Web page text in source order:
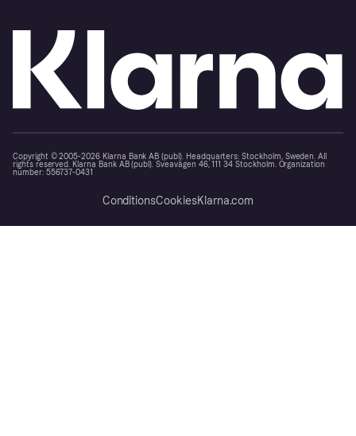
Copyright © 2005-2026 Klarna Bank AB (publ). Headquarters: Stockholm, Sweden. All
rights reserved. Klarna Bank AB (publ). Sveavägen 46, 111 34 Stockholm. Organization
number: 556737-0431
ConditionsCookiesKlarna.com